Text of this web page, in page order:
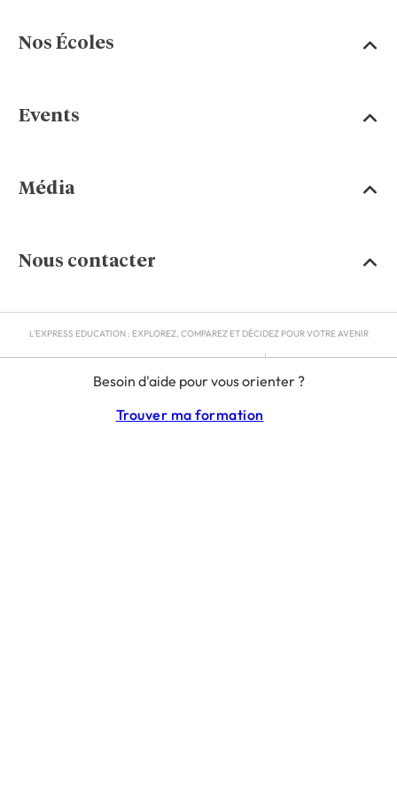
Besoin d'aide pour vous orienter ?
Trouver ma formation
Nos Écoles
Events
Média
Nous contacter
L'EXPRESS EDUCATION : EXPLOREZ, COMPAREZ ET DÉCIDEZ POUR VOTRE AVENIR
RGPD